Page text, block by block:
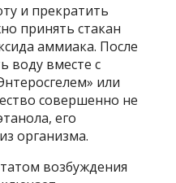
и прекратить
принять стакан
аммиака. После
воду вместе с
или
совершенно не
его
организма.
возбуждения